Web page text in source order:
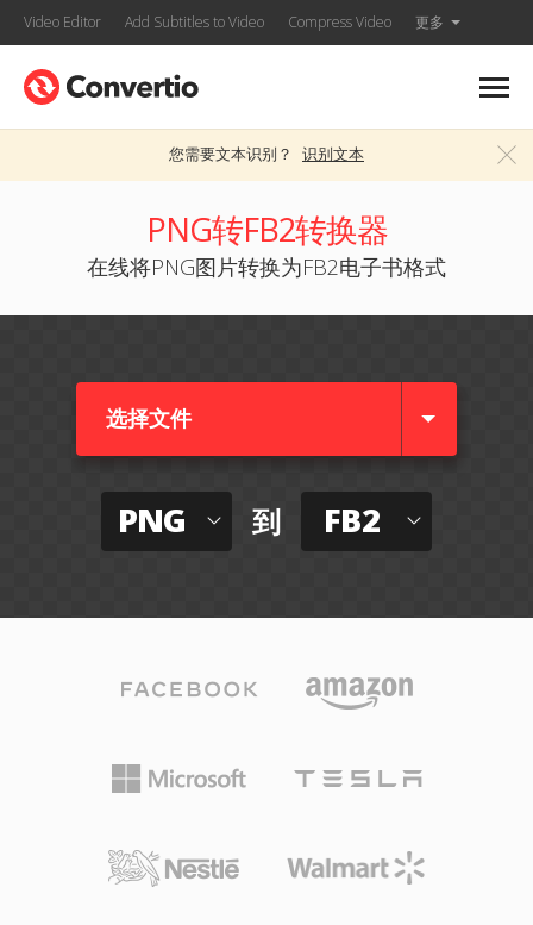
Video Editor Add Subtitles to Video Compress Video 更多
您需要文本识别？ 识别文本
PNG转FB2转换器
在线将PNG图片转换为FB2电子书格式
选择文件
PNG 到 FB2